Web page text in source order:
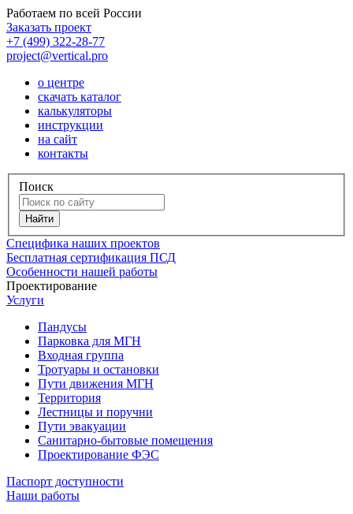
Работаем по всей России
Заказать проект
+7 (499) 322-28-77
project@vertical.pro
о центре
скачать каталог
калькуляторы
инструкции
на сайт
контакты
Поиск
Специфика наших проектов
Бесплатная сертификация ПСД
Особенности нашей работы
Проектирование
Услуги
Пандусы
Парковка для МГН
Входная группа
Тротуары и остановки
Пути движения МГН
Территория
Лестницы и поручни
Пути эвакуации
Санитарно-бытовые помещения
Проектирование ФЭС
Паспорт доступности
Наши работы